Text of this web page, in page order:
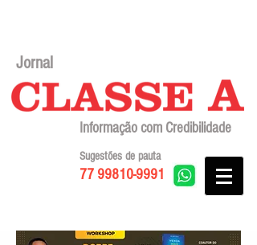
Jornal
Informação com Credibilidade
77 99810-9991
Sugestões de pauta